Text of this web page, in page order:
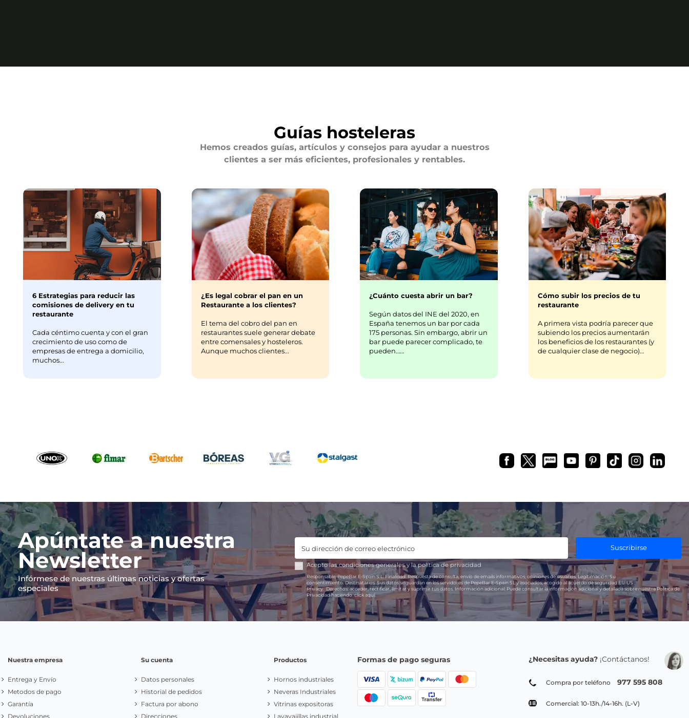
Guías hosteleras
Hemos creados guías, artículos y consejos para ayudar a nuestros
clientes a ser más eficientes, profesionales y rentables.
6 Estrategias para reducir las
comisiones de delivery en tu
restaurante
Cada céntimo cuenta y con el gran
crecimiento de uso como de
empresas de entrega a domicilio,
muchos...
¿Es legal cobrar el pan en un
Restaurante a los clientes?
El tema del cobro del pan en
restaurantes suele generar debate
entre comensales y hosteleros.
Aunque muchos clientes...
¿Cuánto cuesta abrir un bar?
Según datos del INE del 2020, en
España tenemos un bar por cada
175 personas. Sin embargo, abrir un
bar puede parecer complicado, te
pueden……
Cómo subir los precios de tu
restaurante
A primera vista podría parecer que
subiendo los precios aumentarán
los beneficios de los restaurantes (y
de cualquier clase de negocio)…
Apúntate a nuestra
Newsletter
Infórmese de nuestras últimas noticias y ofertas
especiales
Suscribirse
Acepto lascondiciones generalesy lapolítica de privacidad
Responsable:PepeBar E-Spain S.L.Finalidad:Respuesta de consulta, envío de emails informativos, opiniones de usuarios. Legitimación: Su
consentimiento.Destinatarios:Sus datos se guardan en los servidores de PepeBar E-Spain SL y asociados, acogido al acuerdo de seguridad EU-US
Privacy.Derechos:acceder, rectificar, limitar y suprimir tus datos. Información adicional:Puede consultar la información adicional y detallada sobre nuestra Política de
Privacidad haciendoclick aquí.
Nuestra empresa
Entrega y Envío
Metodos de pago
Garantía
Devoluciones
Su cuenta
Datos personales
Historial de pedidos
Factura por abono
Direcciones
Productos
Hornos industriales
Neveras Industriales
Vitrinas expositoras
Lavavajillas industrial
Formas de pago seguras ¿Necesitas ayuda? ¡Contáctanos!
Compra por teléfono 977 595 808
Comercial: 10-13h./14-16h. (L-V)